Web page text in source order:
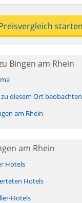
Bingen am Rhein
diesem Ort beobachten
am Rhein
am Rhein
Hotels
Hotels
Hotels